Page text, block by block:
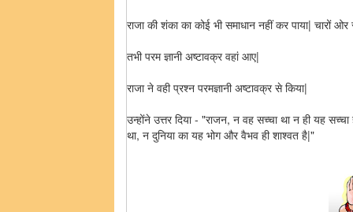
राजा की शंका का कोई भी समाधान नहीं कर पाया| चारों ओर
तभी परम ज्ञानी अष्टावक्र वहां आए|
राजा ने वही प्रश्न परमज्ञानी अष्टावक्र से किया|
उन्होंने उत्तर दिया - "राजन, न वह सच्चा था न ही यह
था, न दुनिया का यह भोग और वैभव ही शाश्वत है|"